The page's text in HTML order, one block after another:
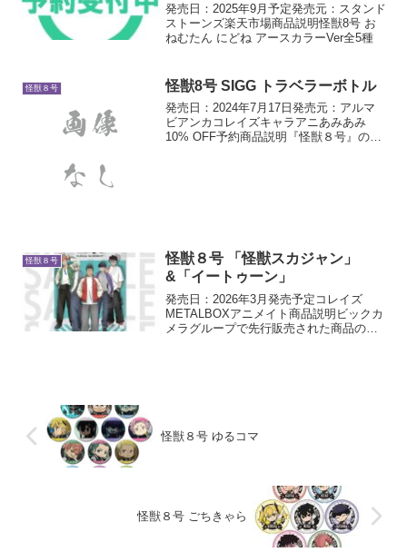
発売日：2025年9月予定発売元：スタンド
ストーンズ楽天市場商品説明怪獣8号 お
ねむたん にどね アースカラーVer全5種
怪獣８号 怪獣8号 SIGG トラベラーボトル
発売日：2024年7月17日発売元：アルマ
ビアンカコレイズキャラアニあみあみ
10% OFF予約商品説明『怪獣８号』の
怪獣８号
怪獣８号 「怪獣スカジャン」
&「イートゥーン」
発売日：2026年3月発売予定コレイズ
METALBOXアニメイト商品説明ビックカ
メラグループで先行販売された商品の一
怪獣８号 ゆるコマ
怪獣８号 ごちきゃら